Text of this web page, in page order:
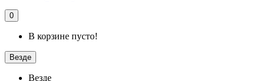
0
В корзине пусто!
Везде
Везде